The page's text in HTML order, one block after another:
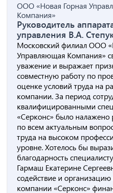
ООО «Новая Горная
Компания»
Руководитель
управления В.А.
Московский филиал ООО
Управляющая Компания»
уважение и выражает
совместную работу по
оценке условий труда на
компании. За период
квалифицированными
«Серконс» было налажено
по всем актуальным
труда на высоком
уровне. Хотелось бы
благодарность
Гармаш Екатерине
содействие и
компании «Серконс»